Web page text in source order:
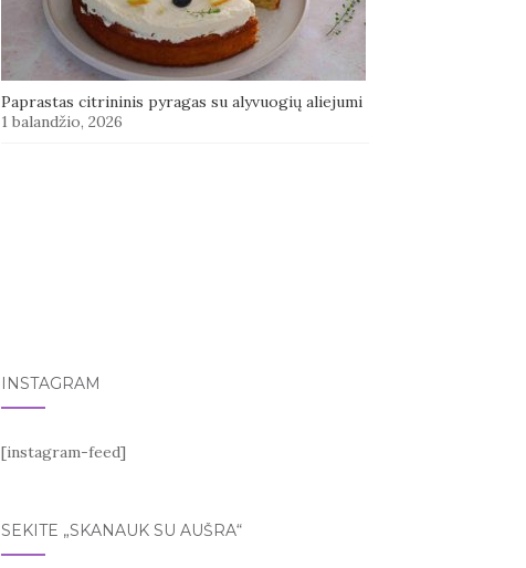
Paprastas citrininis pyragas su alyvuogių aliejumi
1 balandžio, 2026
INSTAGRAM
[instagram-feed]
SEKITE „SKANAUK SU AUŠRA“